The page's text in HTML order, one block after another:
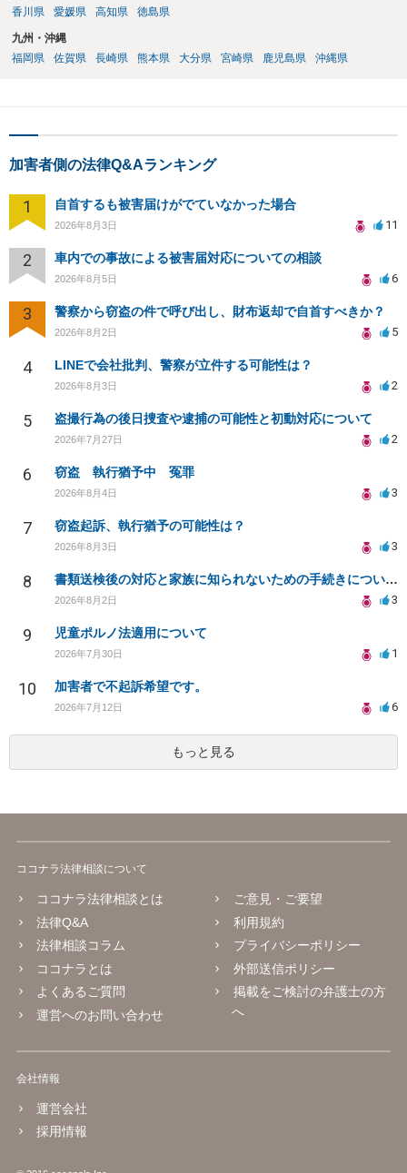
香川県
愛媛県 高知県 徳島県
九州・沖縄
福岡県
佐賀県 長崎県 熊本県 大分県 宮崎県 鹿児島県 沖縄県
加害者側の法律Q&Aランキング
1 自首するも被害届けがでていなかった場合
2026年8月3日 11
2 車内での事故による被害届対応についての相談
2026年8月5日 6
3 警察から窃盗の件で呼び出し、財布返却で自首すべきか？
2026年8月2日 5
4 LINEで会社批判、警察が立件する可能性は？
2026年8月3日 2
5 盗撮行為の後日捜査や逮捕の可能性と初動対応について
2026年7月27日 2
6 窃盗 執行猶予中 冤罪
2026年8月4日 3
7 窃盗起訴、執行猶予の可能性は？
2026年8月3日 3
8 書類送検後の対応と家族に知られないための手続きについて相談
2026年8月2日 3
9 児童ポルノ法適用について
2026年7月30日 1
10 加害者で不起訴希望です。
2026年7月12日 6
もっと見る
ココナラ法律相談について
ココナラ法律相談とは
法律Q&A
法律相談コラム
ココナラとは
よくあるご質問
運営へのお問い合わせ
ご意見・ご要望
利用規約
プライバシーポリシー
外部送信ポリシー
掲載をご検討の弁護士の方
へ
会社情報
運営会社
採用情報